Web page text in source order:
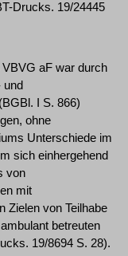
Drucks. 19/24445
VBVG aF war durch
und
I S. 866)
ohne
Unterschiede im
sich einhergehend
von
mit
Zielen von Teilhabe
betreuten
19/8694 S. 28).